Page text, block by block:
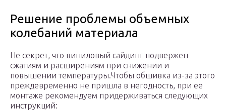
Решение проблемы объемных
колебаний материала
Не секрет, что виниловый сайдинг подвержен
сжатиям и расширениям при снижении и
повышении температуры.Чтобы обшивка из-за этого
преждевременно не пришла в негодность, при ее
монтаже рекомендуем придерживаться следующих
инструкций: